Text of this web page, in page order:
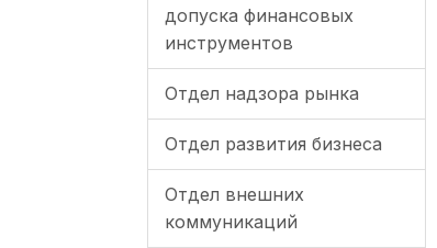
допуска финансовых
инструментов
Отдел надзора рынка
Отдел развития бизнеса
Отдел внешних
коммуникаций